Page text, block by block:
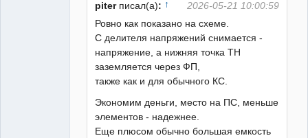
piter писал(а): ↑
2026-05-21 10:00:59
Ровно как показано на схеме.
С делителя напряжений снимается -
напряжение, а нижняя точка ТН
заземляется через ФП,
также как и для обычного КС.
Экономим деньги, место на ПС, меньше
элементов - надежнее.
Еще плюсом обычно большая емкость